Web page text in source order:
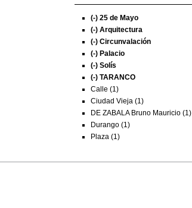
(-) 25 de Mayo
(-) Arquitectura
(-) Circunvalación
(-) Palacio
(-) Solís
(-) TARANCO
Calle (1)
Ciudad Vieja (1)
DE ZABALA Bruno Mauricio (1)
Durango (1)
Plaza (1)